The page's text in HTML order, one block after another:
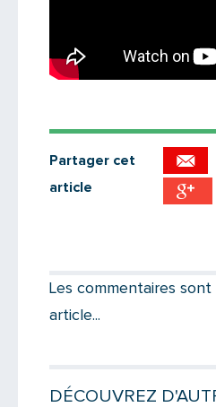
Partager cet
article
Les commentaires
article...
DÉCOUVREZ